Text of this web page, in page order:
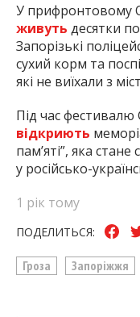
У прифронтовому
живуть десятки
Запорізькі
сухий корм та
які не виїхали з
Під час фестивалю
відкриють
пам’яті”, яка
у російсько-
1 рік тому
ПОДЕЛИТЬСЯ:
Гроза Запоріжжя